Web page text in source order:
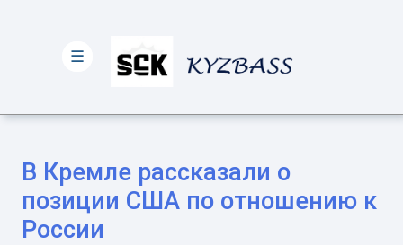
В Кремле рассказали о
позиции США по отношению к
России
☰